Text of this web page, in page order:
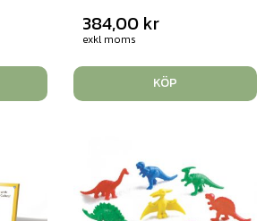
384,00 kr
exkl moms
KÖP